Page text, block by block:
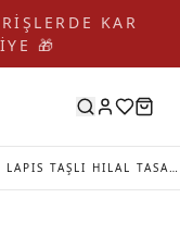
KAR
🎁
LUCKY GEMS KOLEKSIYONU LAPIS TAŞLI HILAL TASARIM GÜMÜŞ KÜPE